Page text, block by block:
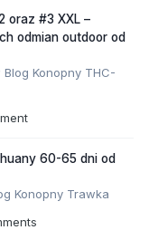
oraz #3 XXL –
odmian outdoor od
Blog Konopny THC-
60-65 dni od
Konopny Trawka